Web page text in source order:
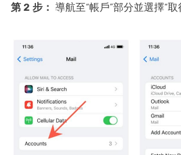
第 2 步： 導航至“帳戶”部分並選擇“取